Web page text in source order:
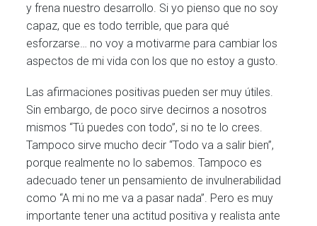
y frena nuestro desarrollo. Si yo pienso que no soy
capaz, que es todo terrible, que para qué
esforzarse… no voy a motivarme para cambiar los
aspectos de mi vida con los que no estoy a gusto.
Las afirmaciones positivas pueden ser muy útiles.
Sin embargo, de poco sirve decirnos a nosotros
mismos “Tú puedes con todo”, si no te lo crees.
Tampoco sirve mucho decir “Todo va a salir bien”,
porque realmente no lo sabemos. Tampoco es
adecuado tener un pensamiento de invulnerabilidad
como “A mi no me va a pasar nada”. Pero es muy
importante tener una actitud positiva y realista ante